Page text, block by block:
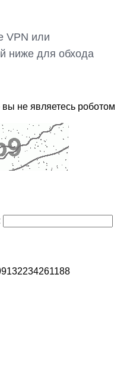
VPN или
ниже для обхода
не являетесь роботом